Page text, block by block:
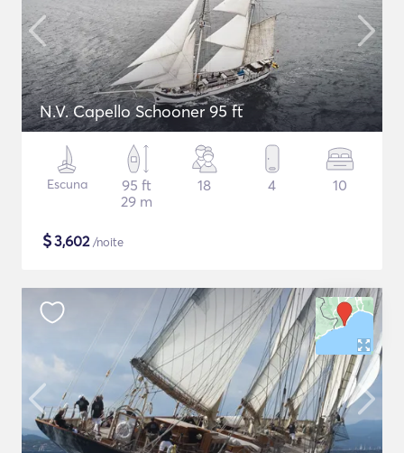
N.V. Capello Schooner 95 ft
Escuna
95 ft
29 m
18 4 10
$3,602/noite